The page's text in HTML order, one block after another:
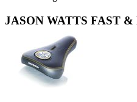
JASON WATTS FAST &